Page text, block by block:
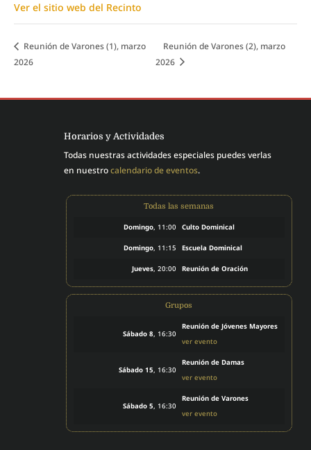
Ver el sitio web del Recinto
Reunión de Varones (1), marzo
2026
Reunión de Varones (2), marzo
2026
Horarios y Actividades
Todas nuestras actividades especiales puedes verlas
en nuestrocalendario de eventos.
Todas las semanas
Domingo, 11:00 Culto Dominical
Domingo, 11:15 Escuela Dominical
Jueves, 20:00 Reunión de Oración
Grupos
Sábado 8 , 16:30
Reunión de Jóvenes Mayores
ver evento
Sábado 15 , 16:30
Reunión de Damas
ver evento
Sábado 5 , 16:30
Reunión de Varones
ver evento